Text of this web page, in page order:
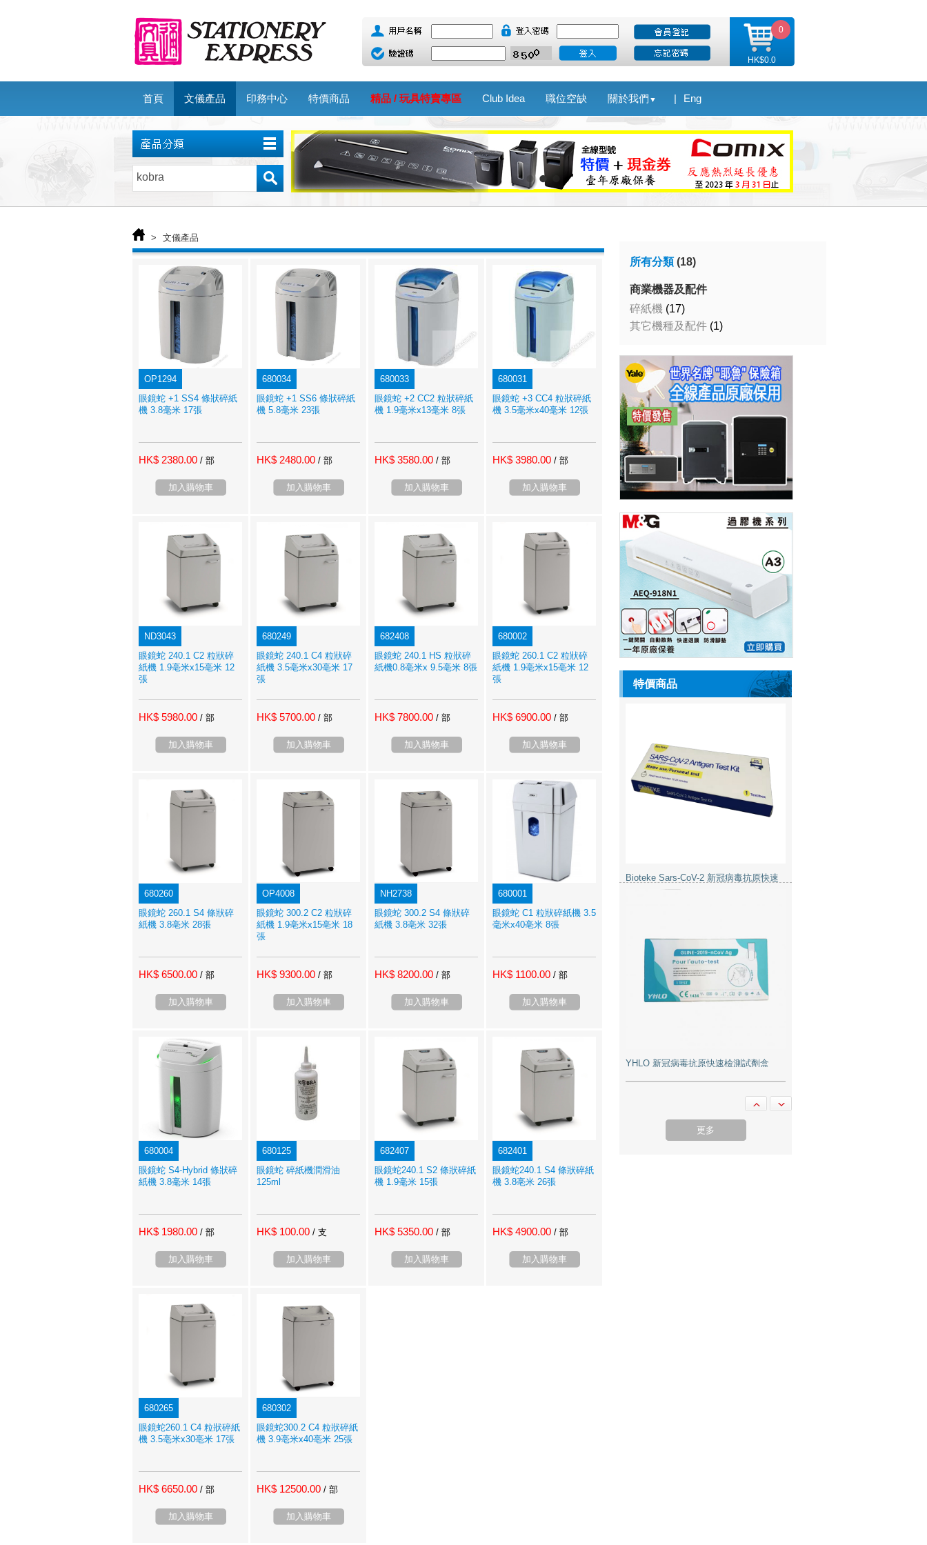
HK$0.0
0
首頁 文儀產品 印務中心 特價商品 精品 / 玩具特賣專區 Club Idea 職位空缺 關於我們 ▼ Eng
> 文儀產品
OP1294
眼鏡蛇 +1 SS4 條狀碎紙
機 3.8毫米 17張
HK$ 2380.00 / 部
加入購物車
680034
眼鏡蛇 +1 SS6 條狀碎紙
機 5.8毫米 23張
HK$ 2480.00 / 部
加入購物車
680033
眼鏡蛇 +2 CC2 粒狀碎紙
機 1.9毫米x13毫米 8張
HK$ 3580.00 / 部
加入購物車
680031
眼鏡蛇 +3 CC4 粒狀碎紙
機 3.5毫米x40毫米 12張
HK$ 3980.00 / 部
加入購物車
ND3043
眼鏡蛇 240.1 C2 粒狀碎
紙機 1.9亳米x15亳米 12
張
HK$ 5980.00 / 部
加入購物車
680249
眼鏡蛇 240.1 C4 粒狀碎
紙機 3.5亳米x30亳米 17
張
HK$ 5700.00 / 部
加入購物車
682408
眼鏡蛇 240.1 HS 粒狀碎
紙機0.8亳米x 9.5亳米 8張
HK$ 7800.00 / 部
加入購物車
680002
眼鏡蛇 260.1 C2 粒狀碎
紙機 1.9亳米x15亳米 12
張
HK$ 6900.00 / 部
加入購物車
680260
眼鏡蛇 260.1 S4 條狀碎
紙機 3.8亳米 28張
HK$ 6500.00 / 部
加入購物車
OP4008
眼鏡蛇 300.2 C2 粒狀碎
紙機 1.9亳米x15亳米 18
張
HK$ 9300.00 / 部
加入購物車
NH2738
眼鏡蛇 300.2 S4 條狀碎
紙機 3.8亳米 32張
HK$ 8200.00 / 部
加入購物車
680001
眼鏡蛇 C1 粒狀碎紙機 3.5
毫米x40亳米 8張
HK$ 1100.00 / 部
加入購物車
680004
眼鏡蛇 S4-Hybrid 條狀碎
紙機 3.8毫米 14張
HK$ 1980.00 / 部
加入購物車
680125
眼鏡蛇 碎紙機潤滑油
125ml
HK$ 100.00 / 支
加入購物車
682407
眼鏡蛇240.1 S2 條狀碎紙
機 1.9毫米 15張
HK$ 5350.00 / 部
加入購物車
682401
眼鏡蛇240.1 S4 條狀碎紙
機 3.8亳米 26張
HK$ 4900.00 / 部
加入購物車
680265
眼鏡蛇260.1 C4 粒狀碎紙
機 3.5亳米x30亳米 17張
HK$ 6650.00 / 部
加入購物車
680302
眼鏡蛇300.2 C4 粒狀碎紙
機 3.9亳米x40亳米 25張
HK$ 12500.00 / 部
加入購物車
所有分類(18)
商業機器及配件
碎紙機 (17)
其它機種及配件 (1)
特價商品
Bioteke Sars-CoV-2 新冠病毒抗原快速
檢測試劑盒
YHLO 新冠病毒抗原快速檢測試劑盒
更多